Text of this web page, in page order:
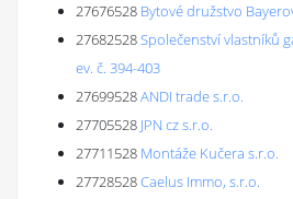
27676528 Bytové družstvo
27682528Společenství vlastníků
ev. č. 394-403
27699528ANDI trade s.r.o.
27705528 JPN cz s.r.o.
27711528 Montáže Kučera s.r.o.
27728528Caelus Immo, s.r.o.